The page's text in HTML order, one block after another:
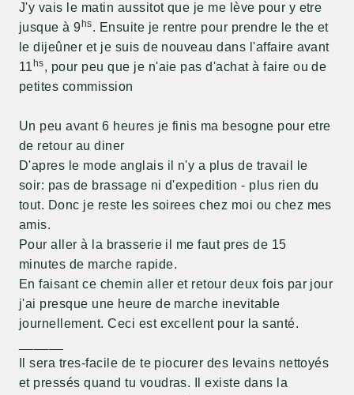
J'y vais le matin aussitot que je me lève pour y etre
jusque à 9 hs. Ensuite je rentre pour prendre le the et
le dijeûner et je suis de nouveau dans l'affaire avant
11 hs, pour peu que je n'aie pas d'achat à faire ou de
petites commission
Un peu avant 6 heures je finis ma besogne pour etre
de retour au diner
D'apres le mode anglais il n'y a plus de travail le
soir: pas de brassage ni d'expedition - plus rien du
tout. Donc je reste les soirees chez moi ou chez mes
amis.
Pour aller à la brasserie il me faut pres de 15
minutes de marche rapide.
En faisant ce chemin aller et retour deux fois par jour
j'ai presque une heure de marche inevitable
journellement. Ceci est excellent pour la santé.
Il sera tres-facile de te piocurer des levains nettoyés
et pressés quand tu voudras. Il existe dans la